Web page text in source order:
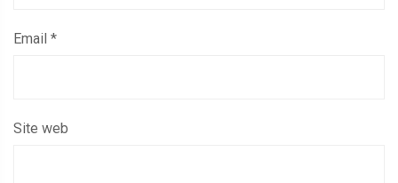
Email *
Site web